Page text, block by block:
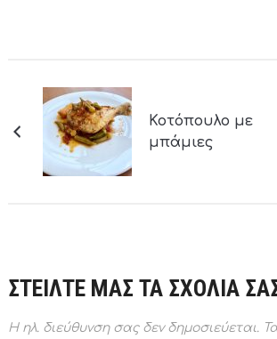
Κοτόπουλο με
μπάμιες
ΣΤΕΙΛΤΕ ΜΑΣ ΤΑ ΣΧΟΛΙΑ
Η ηλ. διεύθυνση σας δεν δημοσιεύεται.